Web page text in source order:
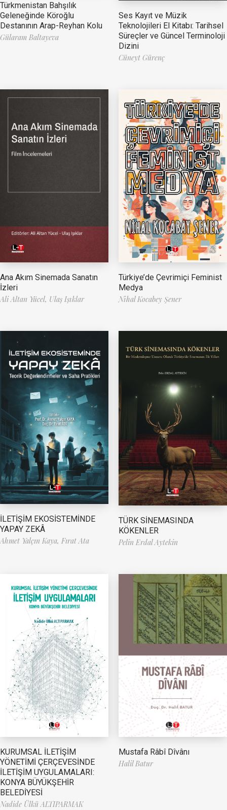
Türkmenistan Bahşılık
Geleneğinde Köroğlu
Destanının Arap-Reyhan Kolu
Gülaram Baltayeva
Ses Kayıt ve Müzik
Teknolojileri El Kitabı: Tarihsel
Süreçler ve Güncel Terminoloji
Dizini
Cüneyt Gürenç
Ana Akım Sinemada Sanatın
İzleri
Ali Altan Yücel, Ulaş Işıklar
Türkiye’de Çevrimiçi Feminist
Medya
Nihal Kocabey Şener
İLETİŞİM EKOSİSTEMİNDE
YAPAY ZEKÂ
Ahmet Yalçın Kaya, Fırat Ata
TÜRK SİNEMASINDA
KÖKENLER
Pelin Erdal Aytekin
KURUMSAL İLETİŞİM
YÖNETİMİ ÇERÇEVESİNDE
İLETİŞİM UYGULAMALARI:
KONYA BÜYÜKŞEHİR
BELEDİYESİ
Nadide Ülkü ALTIPARMAK
Mustafa Râbî Dîvânı
Halil Batur